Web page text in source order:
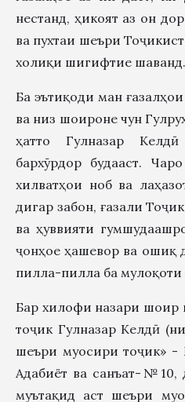
нестанд, ҳикоят аз он
ва пухтаи шеъри
холиқи шигифтие шаванд.
Ба эътиқоди ман
ва низ шоироне чун
ҳатто Гулназар
бархӯрдор будааст.
хилватҳои ноб ва
дигар забон, ғазали
ва ҳуввияти
ҷонҳое ҳашевор ва ошиқ
пилла-пилла ба мулоқоти
Бар хилофи назари шоир
тоҷик Гулназар Келдӣ
шеъри муосири тоҷик» -
Адабиёт ва санъат-№10,
муътақид аст шеъри